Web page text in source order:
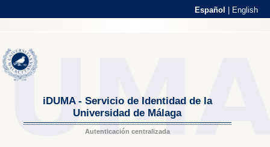
Español English
iDUMA - Servicio de Identidad de la
Universidad de Málaga
Autenticación centralizada